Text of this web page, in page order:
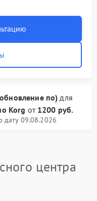
по) для
Korg от 1200 руб.
дату 09.08.2026
центра